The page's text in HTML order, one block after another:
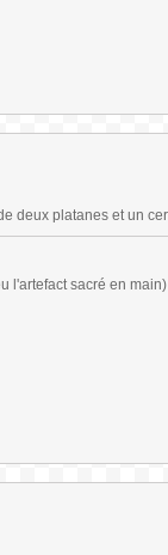
deux platanes et un
l'artefact sacré en